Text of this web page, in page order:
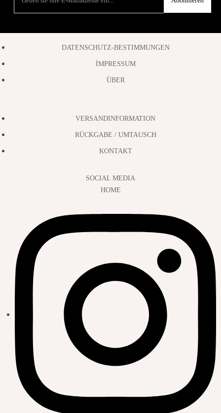
DATENSCHUTZ-BESTIMMUNGEN
İMPRESSUM
ÜBER
VERSANDINFORMATION
RÜCKGABE / UMTAUSCH
KONTAKT
SOCIAL MEDIA
HOME